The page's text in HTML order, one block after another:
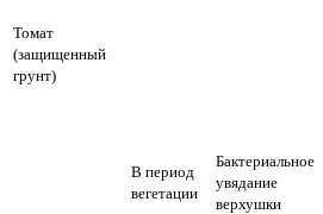
Томат
(защищенный
грунт)
В период
вегетации
Бактериальное
увядание
верхушки